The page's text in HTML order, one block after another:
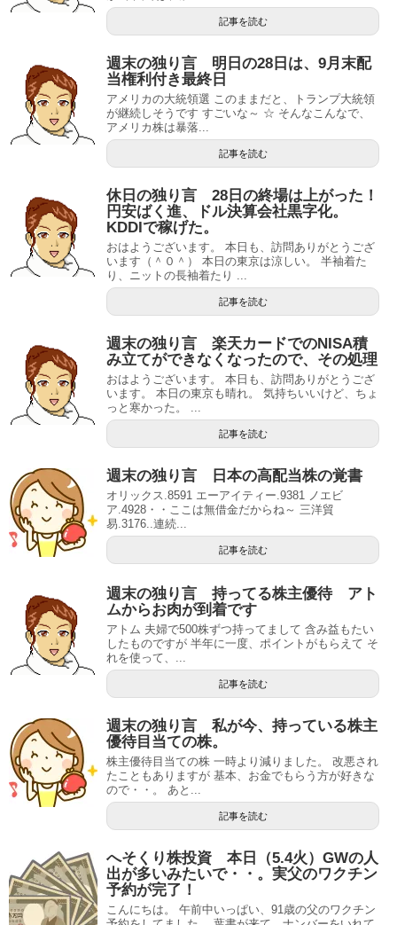
記事を読む
週末の独り言 明日の28日は、9月末配
当権利付き最終日
アメリカの大統領選 このままだと、トランプ大統領
が継続しそうです すごいな～ ☆ そんなこんなで、
アメリカ株は暴落...
記事を読む
休日の独り言 28日の終場は上がった！
円安ばく進、ドル決算会社黒字化。
KDDIで稼げた。
おはようございます。 本日も、訪問ありがとうござ
います（＾０＾） 本日の東京は涼しい。 半袖着た
り、ニットの長袖着たり ...
記事を読む
週末の独り言 楽天カードでのNISA積
み立てができなくなったので、その処理
おはようございます。 本日も、訪問ありがとうござ
います。 本日の東京も晴れ。 気持ちいいけど、ちょ
っと寒かった。 ...
記事を読む
週末の独り言 日本の高配当株の覚書
オリックス.8591 エーアイティー.9381 ノエビ
ア.4928・・ここは無借金だからね～ 三洋貿
易.3176..連続...
記事を読む
週末の独り言 持ってる株主優待 アト
ムからお肉が到着です
アトム 夫婦で500株ずつ持ってまして 含み益もたい
したものですが 半年に一度、ポイントがもらえて そ
れを使って、...
記事を読む
週末の独り言 私が今、持っている株主
優待目当ての株。
株主優待目当ての株 一時より減りました。 改悪され
たこともありますが 基本、お金でもらう方が好きな
ので・・。 あと...
記事を読む
へそくり株投資 本日（5.4火）GWの人
出が多いみたいで・・。実父のワクチン
予約が完了！
こんにちは。 午前中いっぱい、91歳の父のワクチン